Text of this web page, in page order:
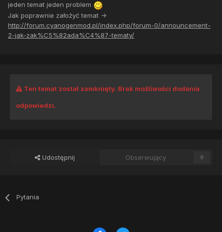
jeden temat jeden problem
Jak poprawnie założyć temat ->
http://forum.cyanogenmod.pl/index.php/forum-0/announcement-
2-jak-zak%C5%82ada%C4%87-tematy/
Ten temat został zamknięty. Brak możliwości dodania
odpowiedzi.
Udostępnij Obserwujący 0
Pytania